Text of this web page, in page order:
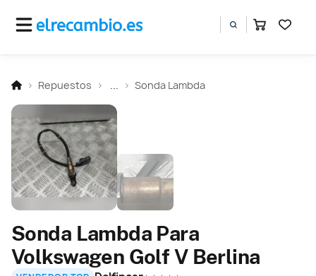
Repuestos Sonda Lambda
Sonda Lambda Para
Volkswagen Golf V Berlina